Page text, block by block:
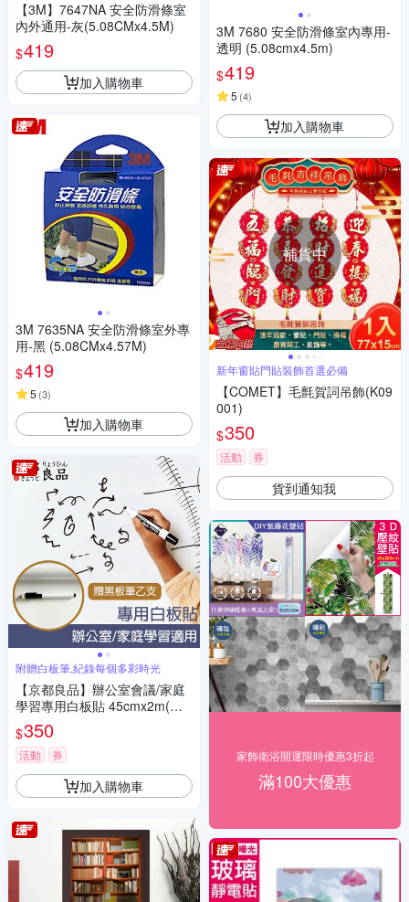
【3M】7647NA 安全防滑條室
內外通用-灰(5.08CMx4.5M)
$419
加入購物車
3M 7635NA 安全防滑條室外專
用-黑 (5.08CMx4.57M)
$419
5 (3)
加入購物車
附贈白板筆,紀錄每個多彩時光
【京都良品】辦公室會議/家庭
學習專用白板貼 45cmx2m(附
白板筆)
$350
活動 券
加入購物車
3M 7680 安全防滑條室內專用-
透明 (5.08cmx4.5m)
$419
5 (4)
加入購物車
補貨中
新年窗貼門貼裝飾首選必備
【COMET】毛氈賀詞吊飾(K09
001)
$350
活動 券
貨到通知我
家飾衛浴開運限時優惠3折起
滿100大優惠